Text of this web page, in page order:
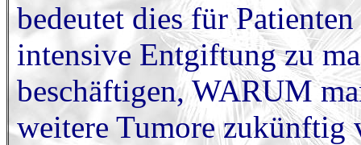
bedeutet dies für
intensive Entgiftung zu
beschäftigen, WARUM
weitere Tumore zukünftig